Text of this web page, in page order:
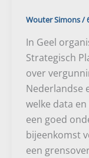
Wouter Simons/
In Geel
Strategisch
over
Nederlandse
welke data
een goed
bijeenkomst
een